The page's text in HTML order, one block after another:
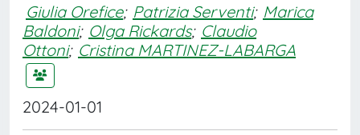
Giulia Orefice; Patrizia Serventi; Marica
Baldoni; Olga Rickards; Claudio
Ottoni; Cristina MARTINEZ-LABARGA
2024-01-01